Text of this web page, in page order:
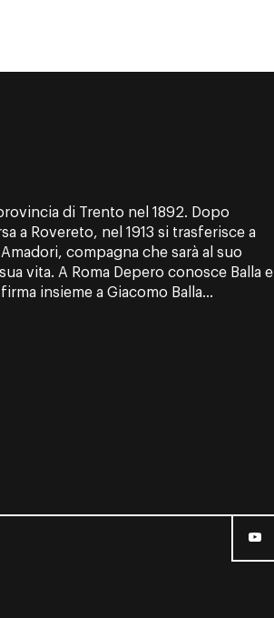
di Trento nel 1892. Dopo
a Rovereto, nel 1913 si trasferisce a
compagna che sarà al suo
vita. A Roma Depero conosce Balla e
insieme a Giacomo Balla...